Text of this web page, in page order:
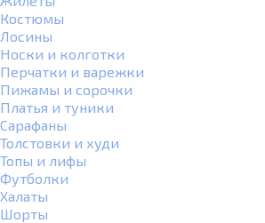
Костюмы
Лосины
Носки и колготки
Перчатки и варежки
Пижамы и сорочки
Платья и туники
Сарафаны
Толстовки и худи
Топы и лифы
Футболки
Халаты
Шорты